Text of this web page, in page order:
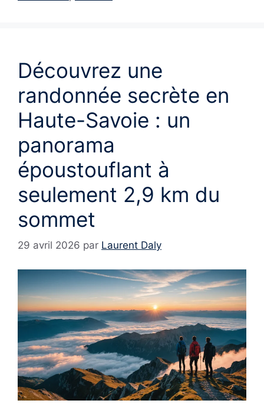
Découvrez une
randonnée secrète en
Haute-Savoie : un
panorama
époustouflant à
seulement 2,9 km du
sommet
29 avril 2026 par Laurent Daly